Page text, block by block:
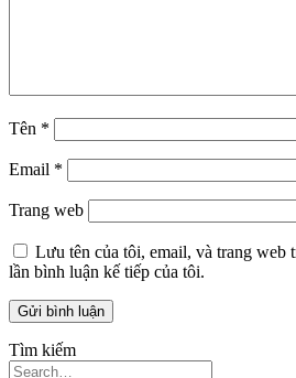
Tên *
Email *
Trang web
Lưu tên của tôi, email, và trang web
lần bình luận kế tiếp của tôi.
Tìm kiếm